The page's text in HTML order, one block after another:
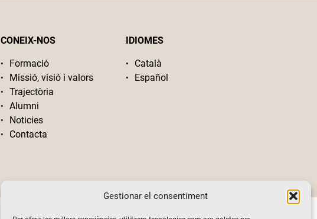
Gestionar el consentiment
CONEIX-NOS
Formació
Missió, visió i valors
Trajectòria
Alumni
Noticies
Contacta
IDIOMES
Català
Español